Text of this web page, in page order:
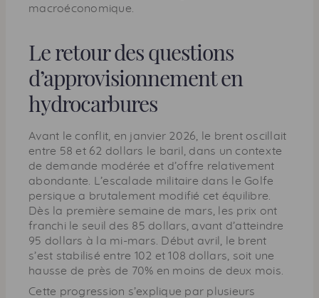
macroéconomique.
Le retour des questions
d’approvisionnement en
hydrocarbures
Avant le conflit, en janvier 2026, le brent oscillait
entre 58 et 62 dollars le baril, dans un contexte
de demande modérée et d’offre relativement
abondante. L’escalade militaire dans le Golfe
persique a brutalement modifié cet équilibre.
Dès la première semaine de mars, les prix ont
franchi le seuil des 85 dollars, avant d’atteindre
95 dollars à la mi-mars. Début avril, le brent
s’est stabilisé entre 102 et 108 dollars, soit une
hausse de près de 70% en moins de deux mois.
Cette progression s’explique par plusieurs